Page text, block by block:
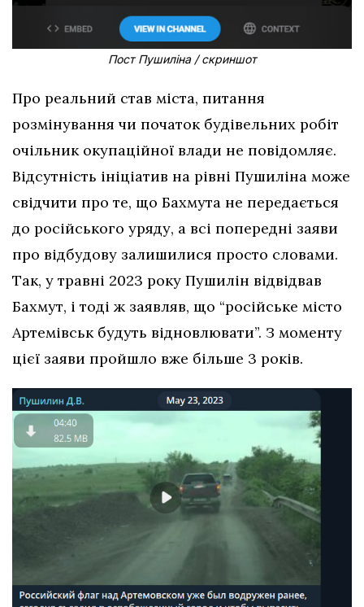
Пост Пушиліна / скриншот
Про реальний став міста, питання
розмінування чи початок будівельних робіт
очільник окупаційної влади не повідомляє.
Відсутність ініціатив на рівні Пушиліна може
свідчити про те, що Бахмута не передається
до російського уряду, а всі попередні заяви
про відбудову залишилися просто словами.
Так, у травні 2023 року Пушилін відвідвав
Бахмут, і тоді ж заявляв, що “російське місто
Артемівськ будуть відновлювати”. З моменту
цієї заяви пройшло вже більше 3 років.